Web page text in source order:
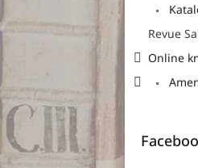
Revue
Online